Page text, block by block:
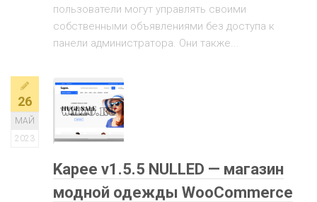
пользователи могут управлять своими
собственными объявлениями без доступа к
панели администратора. Они также...
26
МАЙ
2023
Kapee v1.5.5 NULLED — магазин
модной одежды WooCommerce